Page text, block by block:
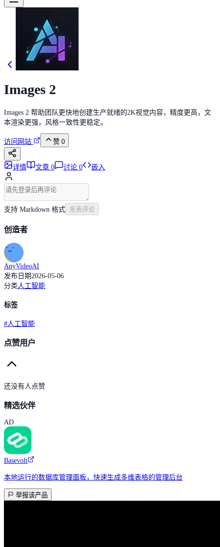
Images 2
Images 2 帮助团队更快地创建生产就绪的2K视觉内容，精度更高，文
本渲染更强，风格一致性更稳定。
访问网站 赞 0
详情 文章 0 讨论 0 嵌入
支持 Markdown 格式 发表评论
创造者
AnyVideoAI
发布日期2026-05-06
分类人工智能
标签
#人工智能
点赞用户
还没有人点赞
精选伙伴
AD
Basevolt
本地运行的数据库管理面板，快速生成多维表格的管理后台
举报该产品